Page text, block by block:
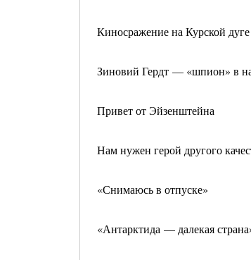
Киносражение на Курской дуге
Зиновий Гердт — «шпион» в
Привет от Эйзенштейна
Нам нужен герой другого
«Снимаюсь в отпуске»
«Антарктида — далекая